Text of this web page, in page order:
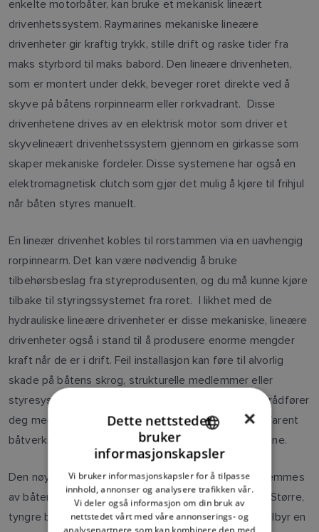
enkelte motorbåter, kan bruke et mekanisk lineært
drivenhetssystem. Raymarines mekaniske lineære
drivenheter gir kraftig trykk, stille drift og raske tider fra
maks styrbord til maks babord. Den lineære drivenheten,
som er montert under dekk, beveger roret direkte ved å
skyve på båtens rorpinnearm eller rorkvadrant. Disse
drivenhetene drives av en elektrisk motor som driver et
skyvelineært drivenhetssystem gjennom en girkasse som
skaper mekaniske fordeler. Disse systemene har også en
elektromagnetisk clutch som gjør det mulig å kjøre til frihjul
når båten styres manuelt.
En lineær drivenhet kobles til rorstammen via en uavhengig
rorpinnearm. Det kan være nødvendig å bruke
tilbehørsbeslag fra styreprodusenten, og du må kunne kjøre
tilbake til styringssystemet fra roret. I likhet med de
hydrauliske lineære drivenheter er disse mekaniske, lineære
drivenheter også i stand til å produsere enorme mengder
kraft når de er i drift. Feil installasjon kan føre til alvorlig
skade på båtens skrog, strukturelle medlemmer eller
styresystemet. Vi anbefaler på det sterkeste at du rådfører
deg med en autorisert Raymarine-forhandler eller erfarent
båtverksted når du installerer en av disse drivenhetene.
Den nøyaktige lineære drivenheten du trenger, bestemmes
av båtens fulladet deplasement og strømsystemet. Større,
tyngre båter krever et større drivenhetssystem. Vi tilbyr en
DANISH
ITALIAN
×
Dette nettstedet
bruker
informasjonskapsler
Vi bruker informasjonskapsler for å tilpasse
innhold, annonser og analysere trafikken vår.
Vi deler også informasjon om din bruk av
nettstedet vårt med våre annonserings- og
analysepartnere som kan kombinere den med